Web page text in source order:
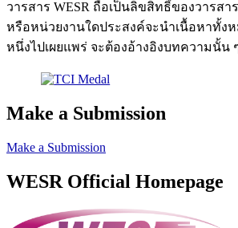
วารสาร WESR ถือเป็นลิขสิทธิ์ของวารส
หรือหน่วยงานใดประสงค์จะนำเนื้อหาทั้ง
หนึ่งไปเผยแพร่ จะต้องอ้างอิงบทความนั้น
Make a Submission
Make a Submission
WESR Official Homepage